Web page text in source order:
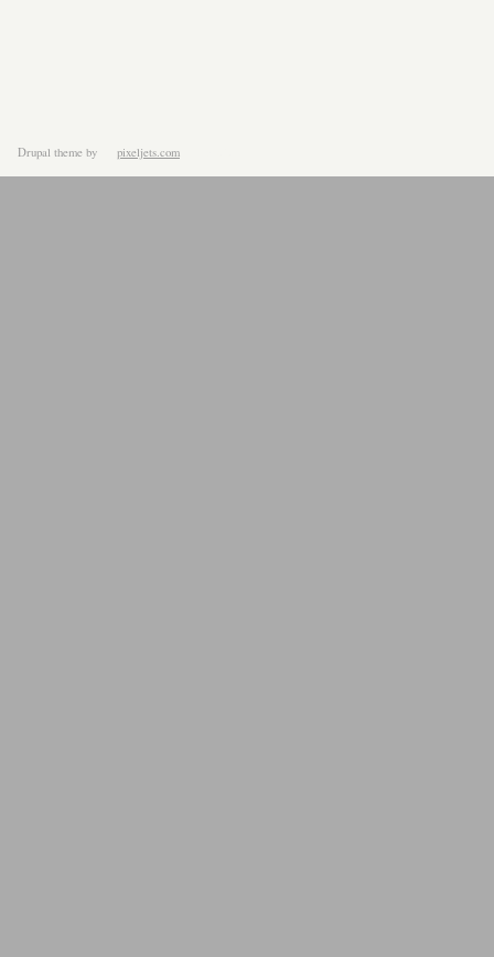
Drupal theme by pixeljets.com